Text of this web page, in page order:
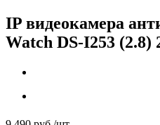
IP видеокамера
Watch DS-I253